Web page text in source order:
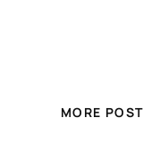
MORE